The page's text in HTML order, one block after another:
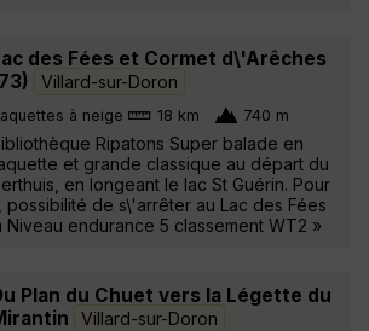
des Fées et Cormet d\'Arêches
Villard-sur-Doron
à neige 18 km 740 m
Ripatons Super balade en
et grande classique au départ du
en longeant le lac St Guérin. Pour
possibilité de s\'arrêter au Lac des Fées
Niveau endurance 5 classement WT2 »
Plan du Chuet vers la Légette du
Villard-sur-Doron